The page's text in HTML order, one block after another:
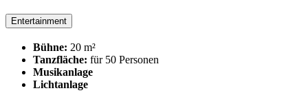
Entertainment
Bühne: 20 m²
Tanzfläche: für 50 Personen
Musikanlage
Lichtanlage